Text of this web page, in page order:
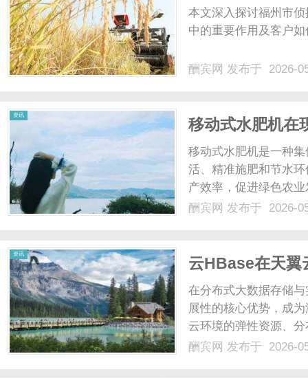
本文深入探讨福州市
中的重要作用及客户
酬宾网 发布于 2026-
资讯
移动式水肥机在
移动式水肥机是一种
活、精准施肥和节水
产效率，促进绿色农
酬宾网 发布于 2026-
资讯
云HBase在天翼
在分布式大数据存储
展性的核心优势，成
云环境的弹性资源、
HBase向云原生架构
酬宾网 发布于 2026-